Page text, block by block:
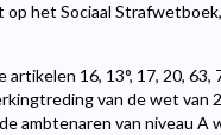
het Sociaal
16, 13°, 17, 20, 63,
van de wet van
ambtenaren van niveau A